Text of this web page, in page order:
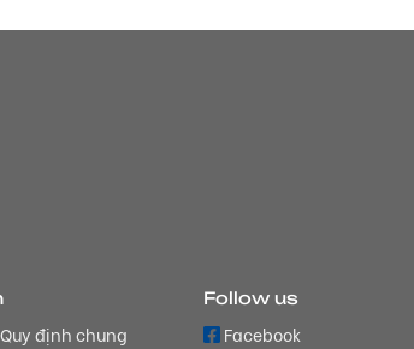
định chung
Follow us
Facebook